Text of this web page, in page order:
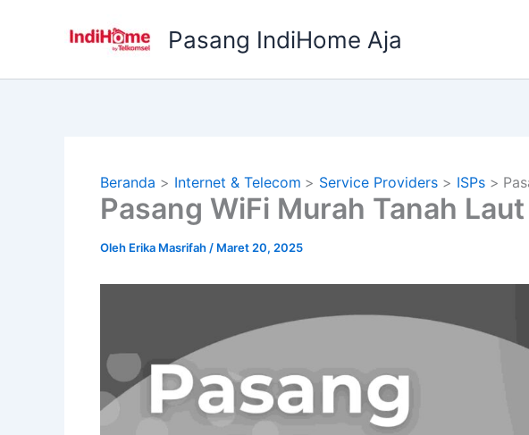
Pasang IndiHome Aja
Beranda Internet & Telecom Service Providers ISPs
Pasang WiFi Murah Tanah Laut
Oleh Erika Masrifah / Maret 20, 2025